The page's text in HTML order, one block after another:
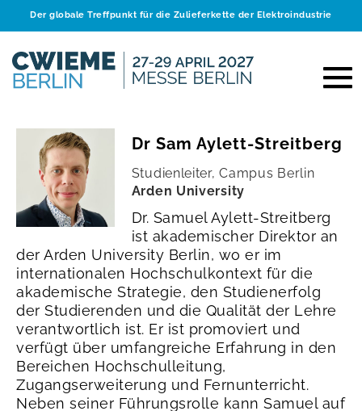
Der globale Treffpunkt für die Zulieferkette der Elektroindustrie
Dr Sam Aylett-Streitberg
Studienleiter, Campus Berlin
Arden University
Dr. Samuel Aylett-Streitberg
ist akademischer Direktor an
der Arden University Berlin, wo er im
internationalen Hochschulkontext für die
akademische Strategie, den Studienerfolg
der Studierenden und die Qualität der Lehre
verantwortlich ist. Er ist promoviert und
verfügt über umfangreiche Erfahrung in den
Bereichen Hochschulleitung,
Zugangserweiterung und Fernunterricht.
Neben seiner Führungsrolle kann Samuel auf